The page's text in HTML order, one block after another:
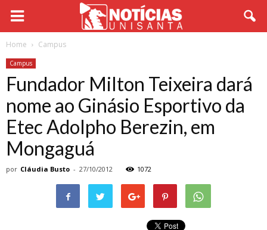
Home Campus
Campus
Fundador Milton Teixeira dará
nome ao Ginásio Esportivo da
Etec Adolpho Berezin, em
Mongaguá
por Cláudia Busto - 27/10/2012 1072